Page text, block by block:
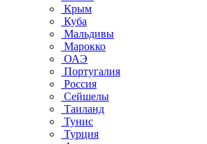
Крым
Куба
Мальдивы
Марокко
ОАЭ
Португалия
Россия
Сейшелы
Таиланд
Тунис
Турция